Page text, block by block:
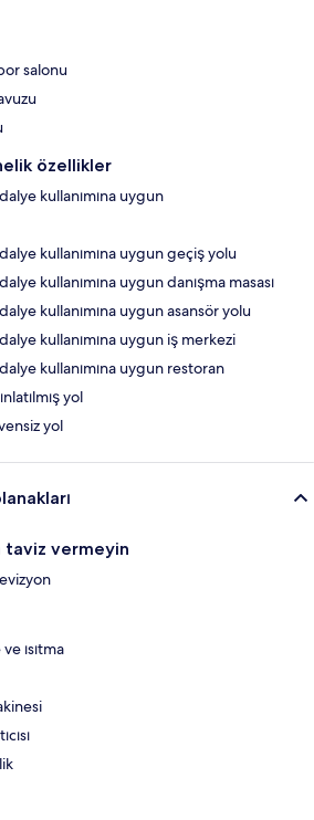
salonu
özellikler
kullanımına uygun
kullanımına uygun geçiş yolu
kullanımına uygun danışma masası
kullanımına uygun asansör yolu
kullanımına uygun iş merkezi
kullanımına uygun restoran
yol
yol
taviz vermeyin
ısıtma